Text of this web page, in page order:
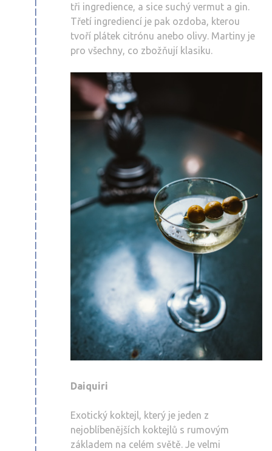
tři ingredience, a sice suchý vermut a gin.
Třetí ingrediencí je pak ozdoba, kterou
tvoří plátek citrónu anebo olivy. Martiny je
pro všechny, co zbožňují klasiku.
Daiquiri
Exotický koktejl, který je jeden z
nejoblíbenějších koktejlů s rumovým
základem na celém světě. Je velmi